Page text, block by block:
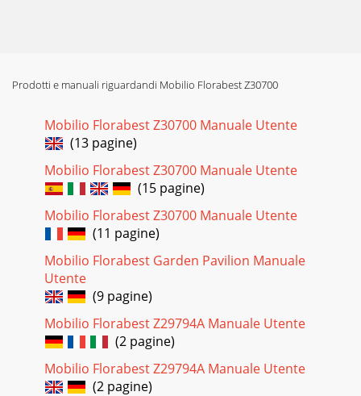
Prodotti e manuali riguardandi Mobilio Florabest Z30700
Mobilio Florabest Z30700 Manuale Utente
(13 pagine)
Mobilio Florabest Z30700 Manuale Utente
(15 pagine)
Mobilio Florabest Z30700 Manuale Utente
(11 pagine)
Mobilio Florabest Garden Pavilion Manuale
Utente
(9 pagine)
Mobilio Florabest Z29794A Manuale Utente
(2 pagine)
Mobilio Florabest Z29794A Manuale Utente
(2 pagine)